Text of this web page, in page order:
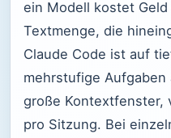
ein Modell kostet
Textmenge, die
Claude Code ist auf
mehrstufige
große Kontextfenster,
pro Sitzung. Bei